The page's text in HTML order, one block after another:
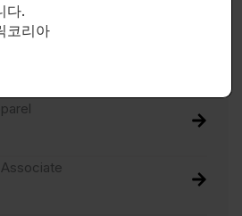
다.
코리아